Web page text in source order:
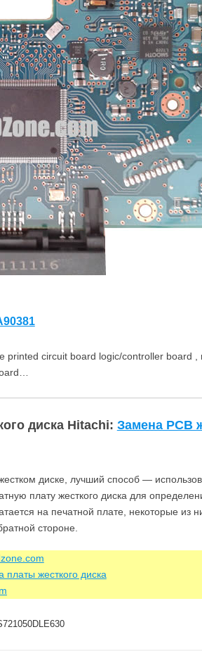
printed circuit board logic/controller board ,
диска Hitachi: Замена PCB
диске, лучший способ —
плату жесткого диска для
на печатной плате, некоторые из
стороне.
платы жесткого диска